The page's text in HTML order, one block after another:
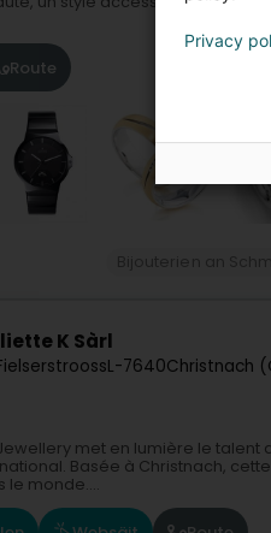
Route
K Sàrl
L-7640Christnach
met en lumière le
Basée à Christnach,
le monde....
Privacy